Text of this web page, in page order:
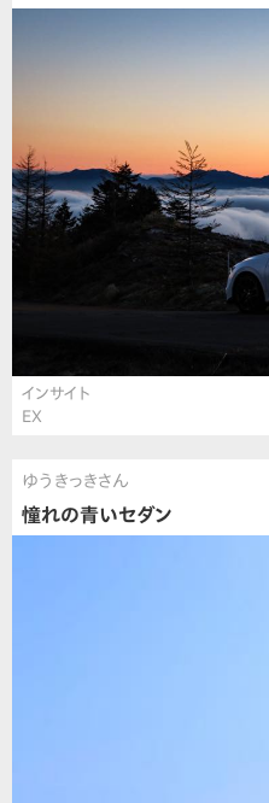
インサイト
EX
ゆうきっきさん
憧れの青いセダン